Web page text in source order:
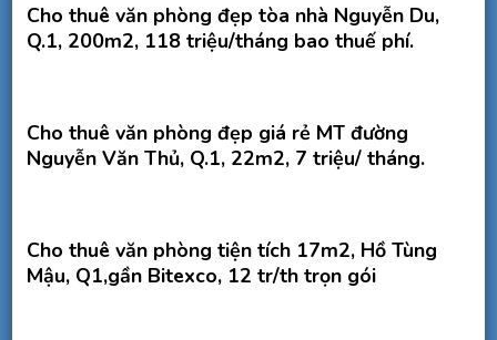
Cho thuê văn phòng đẹp tòa nhà Nguyễn Du,
Q.1, 200m2, 118 triệu/tháng bao thuế phí.
Cho thuê văn phòng đẹp giá rẻ MT đường
Nguyễn Văn Thủ, Q.1, 22m2, 7 triệu/ tháng.
Cho thuê văn phòng tiện tích 17m2, Hồ Tùng
Mậu, Q1,gần Bitexco, 12 tr/th trọn gói